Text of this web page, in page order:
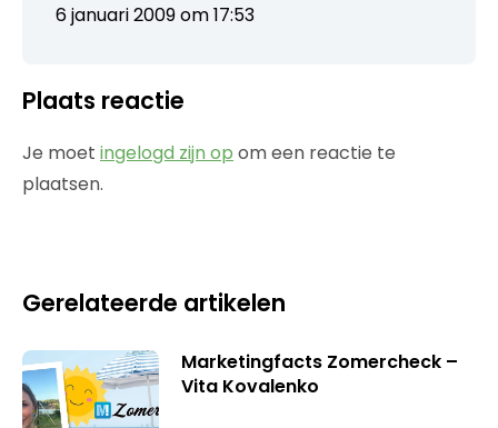
6 januari 2009 om 17:53
Plaats reactie
Je moet ingelogd zijn op om een reactie te
plaatsen.
Gerelateerde artikelen
Marketingfacts Zomercheck –
Vita Kovalenko